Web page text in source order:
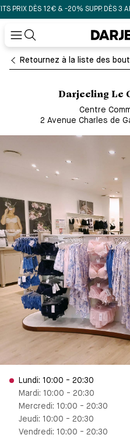
DÈS 12€ & -20% SUPP. DÈS 3 ART.
Darjeeling Le
Centre
2 Avenue Charles de
Retournez à la liste des
Lundi: 10:00 - 20:30
Mardi: 10:00 - 20:30
Mercredi: 10:00 - 20:30
Jeudi: 10:00 - 20:30
Vendredi: 10:00 - 20:30